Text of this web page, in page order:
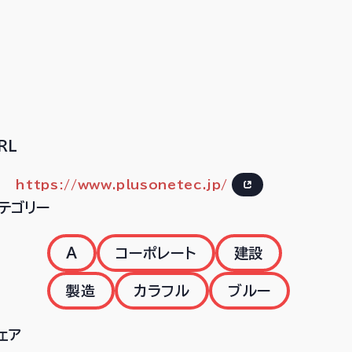
https://www.plusonetec.jp/
ゴリー
A コーポレート 建設
製造 カラフル ブルー
ア